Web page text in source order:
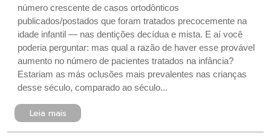
número crescente de casos ortodônticos
publicados/postados que foram tratados precocemente na
idade infantil — nas dentições decídua e mista. E aí você
poderia perguntar: mas qual a razão de haver esse provável
aumento no número de pacientes tratados na infância?
Estariam as más oclusões mais prevalentes nas crianças
desse século, comparado ao século...
Leia mais